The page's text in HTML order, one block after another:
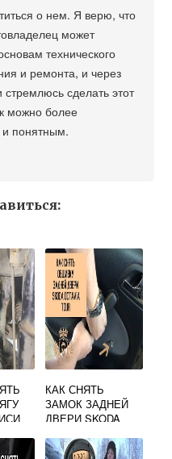
о нем. Я верю, что
может
технического
и ремонта, и через
стремлюсь сделать этот
можно более
понятным.
КАК СНЯТЬ
ЗАМОК ЗАДНЕЙ
ДВЕРИ SKODA